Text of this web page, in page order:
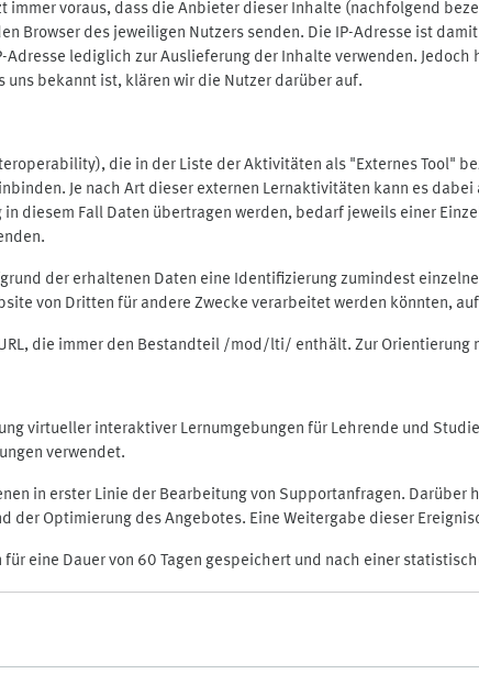
immer voraus, dass die Anbieter dieser Inhalte (nachfolgend
Browser des jeweiligen Nutzers senden. Die IP-Adresse ist
lediglich zur Auslieferung der Inhalte verwenden.
bekannt ist, klären wir die Nutzer darüber auf.
die in der Liste der Aktivitäten als "Externes Tool"
Je nach Art dieser externen Lernaktivitäten kann es
diesem Fall Daten übertragen werden, bedarf jeweils einer
der erhaltenen Daten eine Identifizierung zumindest
von Dritten für andere Zwecke verarbeitet werden könnten,
die immer den Bestandteil /mod/lti/ enthält. Zur
virtueller interaktiver Lernumgebungen für Lehrende und
verwendet.
in erster Linie der Bearbeitung von Supportanfragen.
der Optimierung des Angebotes. Eine Weitergabe dieser
eine Dauer von 60 Tagen gespeichert und nach einer